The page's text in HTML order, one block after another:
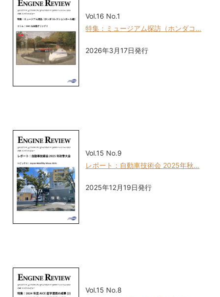
Vol.16 No.1
特集：ミュージアム探訪（ホンダコ…
2026年3月17日発行
Vol.15 No.9
レポート：自動車技術会 2025年秋…
2025年12月19日発行
Vol.15 No.8